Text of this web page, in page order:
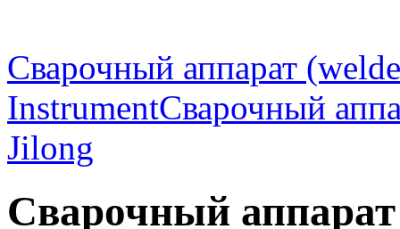
Сварочный аппарат
InstrumentСварочный
Jilong
Сварочный